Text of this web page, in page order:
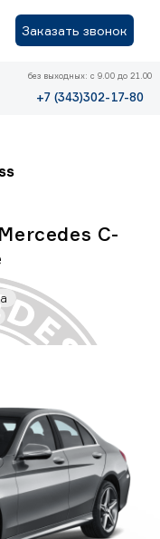
Заказать звонок
без выходных: с 9.00 до 21.00
+7 (343)302-17-80
C-